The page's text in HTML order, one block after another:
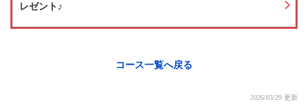
レゼント♪
コース一覧へ戻る
2026/03/29 更新